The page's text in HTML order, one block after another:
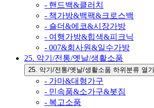
- 핸드백&클러치
- 책가방&백팩&크로스백
- 숄더&에코&시장가방
- 여행가방&힙색&피크닉
- 007&회사원&일수가방
25. 악기/전통/옛날/생활소품
25. 악기/전통/옛날/생활소품 하위분류 열기
- 가마&대형가구
- 민속품&소가구&봇짐
- 복고소품